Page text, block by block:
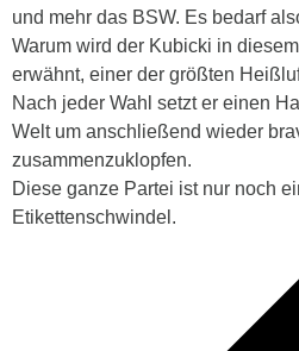
und mehr das BSW. Es bedarf
Warum wird der Kubicki in
erwähnt, einer der größten
Nach jeder Wahl setzt er einen
Welt um anschließend wieder
zusammenzuklopfen.
Diese ganze Partei ist nur noch
Etikettenschwindel.